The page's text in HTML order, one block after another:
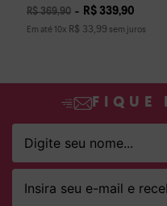
R$ 369,90 R$ 339,90
Em até 10x R$ 33,99 sem juros
FIQUE